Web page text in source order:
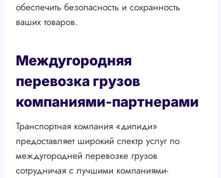
обеспечить безопасность и сохранность
ваших товаров.
Междугородняя
перевозка грузов
компаниями-партнерами
Транспортная компания «дипиди»
предоставляет широкий спектр услуг по
междугородней перевозке грузов
сотрудничая с лучшими компаниями-